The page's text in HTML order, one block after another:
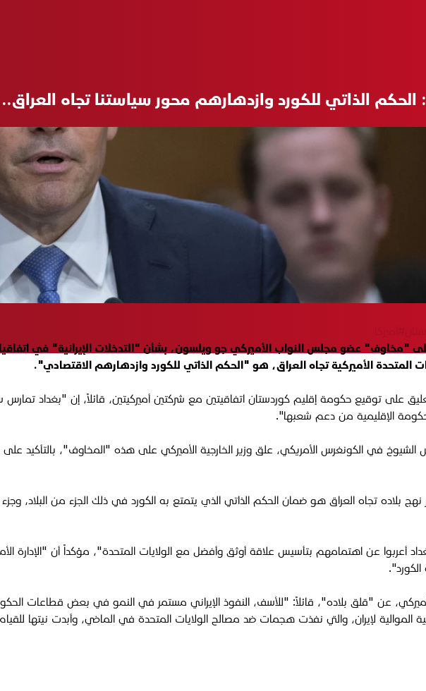
الحكم الذاتي للكورد وازدهارهم محور سياستنا تجاه
على "مخاوف" عضو مجلس النواب الأميركي جو ويلسون، بشأن "التدخلات الإيرانية" في
المتحدة الأميركية تجاه العراق، هو "الحكم الذاتي للكورد وازدهارهم الاقتصادي".
توقيع حكومة إقليم كوردستان اتفاقيتين مع شركتين أميركيتين، قائلاً، إن "بغداد تمارس
الإقليمية من دعم شعبها".
في الكونغرس الأمريكي، علق وزير الخارجية الأميركي على هذه "المخاوف"، بالتأكيد على
نهج بلاده تجاه العراق هو ضمان الحكم الذاتي الذي يتمتع به الكورد في ذلك الجزء من
أعربوا عن اهتمامهم بتأسيس علاقة أوثق وأفضل مع الولايات المتحدة"، مؤكداً أن "الإدارة
الكورد".
الأميركي، عن "قلق بلاده"، قائلاً: "للأسف، النفوذ الإيراني مستمر في النمو في بعض قطاعات
الموالية لإيران، والتي نفذت هجمات ضد مصالح الولايات المتحدة في الماضي، وأبدت نيتها